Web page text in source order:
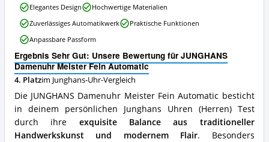
erhältlich?
Ergebnis Sehr Gut: Unsere Bewertung für JUNGHANS
Damenuhr Meister Fein Automatic
4. Platzim Junghans-Uhr-Vergleich
Die JUNGHANS Damenuhr Meister Fein Automatic besticht
in deinem persönlichen Junghans Uhren (Herren) Test
durch ihre exquisite Balance aus traditioneller
Handwerkskunst und modernem Flair. Besonders
JUNGHANS
Damenuhr
Meister
Fein
Automatic
Vorteile:
Was
spricht
für
diese
Junghans-
Uhr?
Elegantes Design
Hochwertige Materialien
Zuverlässiges Automatikwerk
Praktische Funktionen
Anpassbare Passform